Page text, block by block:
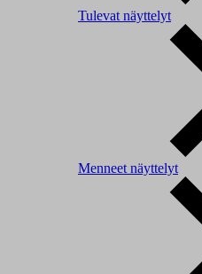
Tulevat näyttelyt
Menneet näyttelyt